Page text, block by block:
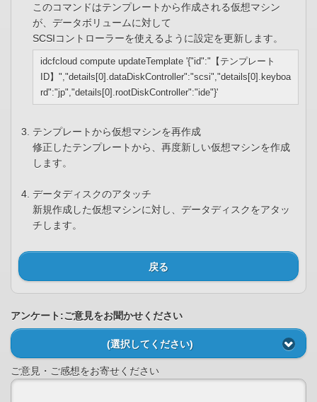
このコマンドはテンプレートから作成される仮想マシン
が、データボリュームに対して
SCSIコントローラーを使えるように設定を更新します。
idcfcloud compute updateTemplate '{"id":"【テンプレート
ID】","details[0].dataDiskController":"scsi","details[0].keyboa
rd":"jp","details[0].rootDiskController":"ide"}'
テンプレートから仮想マシンを再作成
修正したテンプレートから、再度新しい仮想マシンを作成
します。
データディスクのアタッチ
新規作成した仮想マシンに対し、データディスクをアタッ
チします。
戻る
アンケート:ご意見をお聞かせください
(選択してください)
ご意見・ご感想をお寄せください